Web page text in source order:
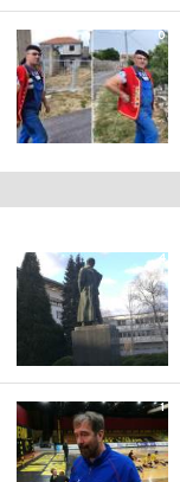
0
4
1